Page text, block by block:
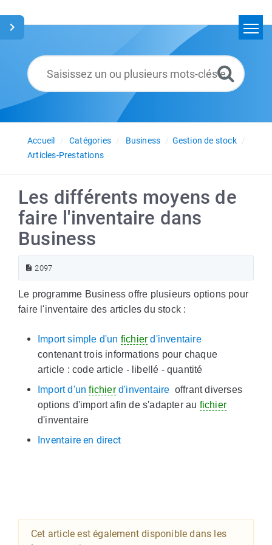
Glossaire
Français
Accueil
Catégories Business
Gestion de stock
Articles-Prestations
Les différents moyens de
faire l'inventaire dans
Business
2097
Le programme Business offre plusieurs options pour
faire l'inventaire des articles du stock :
Import simple d'un fichier d'inventaire
contenant trois informations pour chaque
article : code article - libellé - quantité
Import d'unfichierd'inventaire offrant diverses
options d'import afin de s'adapter au fichier
d'inventaire
Inventaire en direct
Cet article est également disponible dans les